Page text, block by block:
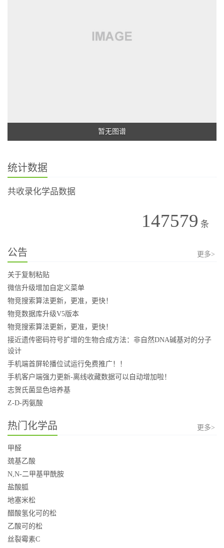
暂无图谱
统计数据
共收录化学品数据
147579 条
公告 更多>
关于复制粘贴
微信升级增加自定义菜单
物竞搜索算法更新，更准，更快！
物竞数据库升级V5版本
物竞搜索算法更新，更准，更快！
接近遗传密码符号扩增的生物合成方法：非自然DNA碱基对的分子
设计
手机端首屏轮播位试运行免费推广！！
手机客户端强力更新-离线收藏数据可以自动增加啦！
志贺氏菌显色培养基
Z-D-丙氨酸
热门化学品 更多>
甲醛
巯基乙酸
N,N-二甲基甲酰胺
盐酸胍
地塞米松
醋酸氢化可的松
乙酸可的松
丝裂霉素C